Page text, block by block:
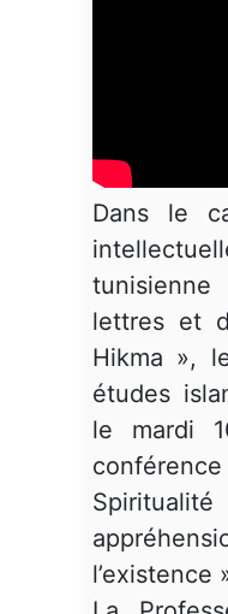
Dans le
tunisienne
lettres et
Hikma »,
études
le mardi
l’existence